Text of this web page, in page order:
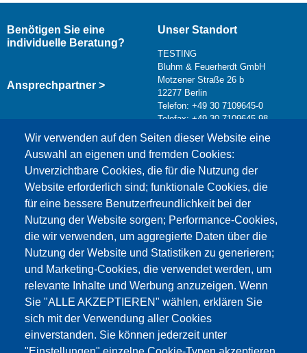
Wir verwenden auf den Seiten dieser Website eine
Auswahl an eigenen und fremden Cookies:
Unverzichtbare Cookies, die für die Nutzung der
Website erforderlich sind; funktionale Cookies, die
für eine bessere Benutzerfreundlichkeit bei der
Nutzung der Website sorgen; Performance-Cookies,
die wir verwenden, um aggregierte Daten über die
Nutzung der Website und Statistiken zu generieren;
und Marketing-Cookies, die verwendet werden, um
relevante Inhalte und Werbung anzuzeigen. Wenn
Sie "ALLE AKZEPTIEREN" wählen, erklären Sie
sich mit der Verwendung aller Cookies
einverstanden. Sie können jederzeit unter
Benötigen Sie eine
individuelle Beratung?
Ansprechpartner >
Unser Standort
TESTING
Bluhm & Feuerherdt GmbH
Motzener Straße 26 b
12277 Berlin
Telefon: +49 30 7109645-0
Telefax: +49 30 7109645-98
info@testing.de
Dieser Inhalt ist blockiert, da die Google Maps
Cookies nicht akzeptiert wurden.
NUR DIE GOOGLE MAPS COOKIES
AKZEPTIEREN.
Alle Cookies akzeptieren